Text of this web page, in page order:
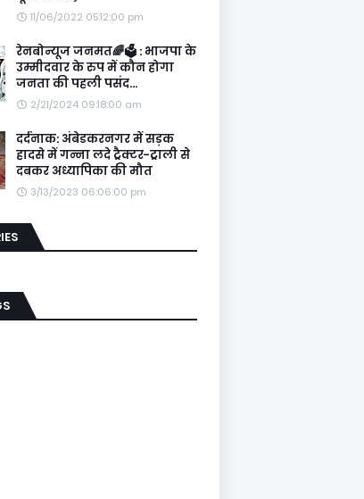
11/06/2022 05:12:00 pm
रेनबोन्यूज जनमत🌈🗳️ : भाजपा के
उम्मीदवार के रुप में कौन होगा
जनता की पहली पसंद...
2/21/2024 09:18:00 am
दर्दनाक: अंबेडकरनगर में सड़क
हादसे में गन्ना लदे ट्रैक्टर-ट्राली से
दबकर अध्यापिका की मौत
3/13/2023 06:06:00 pm